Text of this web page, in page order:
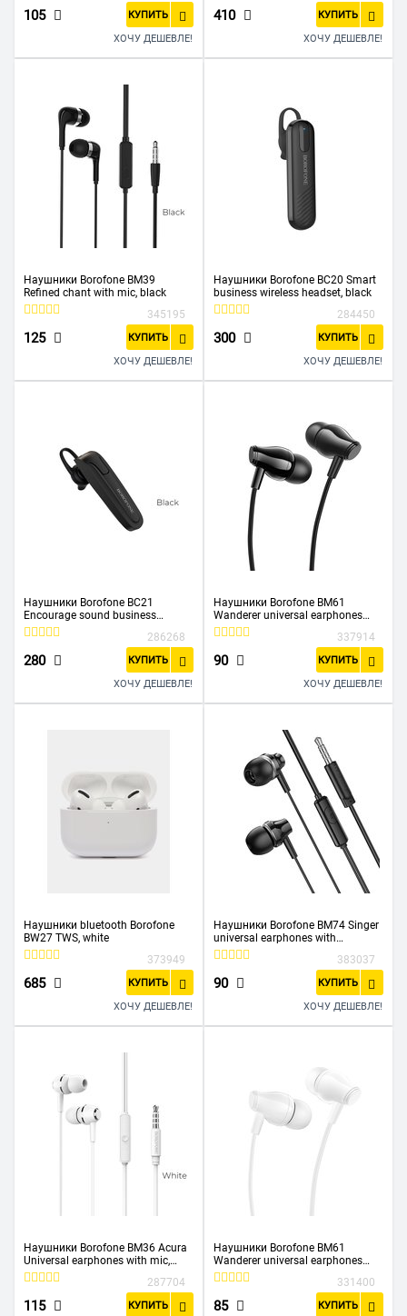
105 КУПИТЬ
ХОЧУ ДЕШЕВЛЕ!
410 КУПИТЬ
ХОЧУ ДЕШЕВЛЕ!
Наушники Borofone BM39
Refined chant with mic, black
345195
125 КУПИТЬ
ХОЧУ ДЕШЕВЛЕ!
Наушники Borofone BC20 Smart
business wireless headset, black
284450
300 КУПИТЬ
ХОЧУ ДЕШЕВЛЕ!
Наушники Borofone BC21
Encourage sound business
wireless headset, black
286268
280 КУПИТЬ
ХОЧУ ДЕШЕВЛЕ!
Наушники Borofone BM61
Wanderer universal earphones
with mic, black
337914
90 КУПИТЬ
ХОЧУ ДЕШЕВЛЕ!
Наушники bluetooth Borofone
BW27 TWS, white
373949
685 КУПИТЬ
ХОЧУ ДЕШЕВЛЕ!
Наушники Borofone BM74 Singer
universal earphones with
microphone, black
383037
90 КУПИТЬ
ХОЧУ ДЕШЕВЛЕ!
Наушники Borofone BM36 Acura
Universal earphones with mic,
white
287704
115 КУПИТЬ
Наушники Borofone BM61
Wanderer universal earphones
with mic, white
331400
85 КУПИТЬ